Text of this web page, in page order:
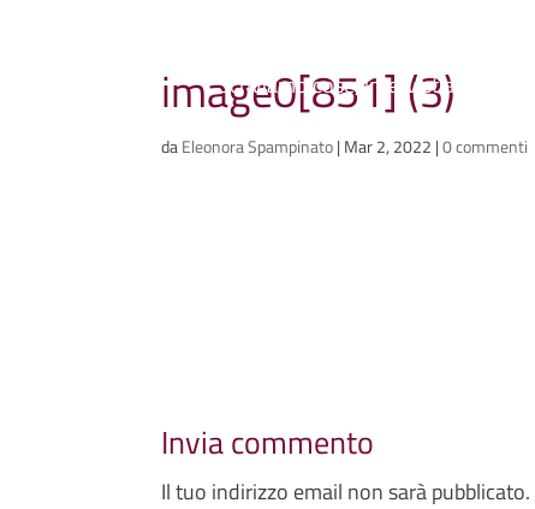
Scriviamo cose, intervistiamo gente
image0[851] (3)
daEleonora Spampinato|Mar 2, 2022 |0 commenti
Invia commento
Il tuo indirizzo email non sarà pubblicato.